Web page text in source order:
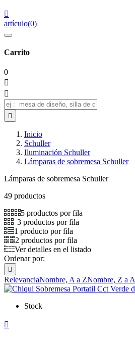

artículo(0)
Carrito
0



Inicio
Schuller
Iluminación Schuller
Lámparas de sobremesa Schuller
Lámparas de sobremesa Schuller
49 productos
5 productos por fila
3 productos por fila
1 producto por fila
2 productos por fila
Ver detalles en el listado
Ordenar por:

RelevanciaNombre, A a ZNombre, Z a A
Stock
